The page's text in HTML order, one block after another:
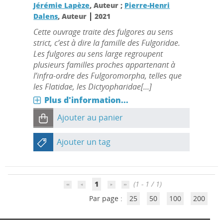
Jérémie Lapèze, Auteur ; Pierre-Henri
Dalens, Auteur |2021
Cette ouvrage traite des fulgores au sens
strict, c’est à dire la famille des Fulgoridae.
Les fulgores au sens large regroupent
plusieurs familles proches appartenant à
l’infra-ordre des Fulgoromorpha, telles que
les Flatidae, les Dictyopharidae[...]
Plus d'information...
Ajouter au panier
Ajouter un tag
1
(1 - 1 / 1)
Par page :
25 50 100 200